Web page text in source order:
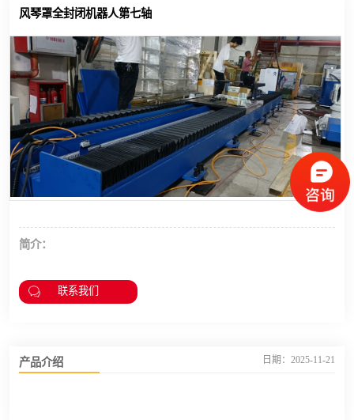
风琴罩全封闭机器人第七轴
简介：
联系我们
产品介绍 日期：2025-11-21
重型模组
丝杆模组
龙门桁架